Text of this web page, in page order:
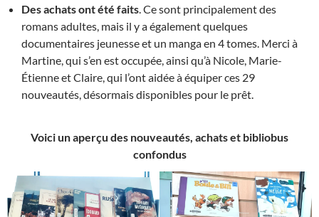
Des achats ont été faits. Ce sont principalement des
romans adultes, mais il y a également quelques
documentaires jeunesse et un manga en 4 tomes. Merci à
Martine, qui s’en est occupée, ainsi qu’à Nicole, Marie-
Étienne et Claire, qui l’ont aidée à équiper ces 29
nouveautés, désormais disponibles pour le prêt.
Voici un aperçu des nouveautés, achats et bibliobus
confondus